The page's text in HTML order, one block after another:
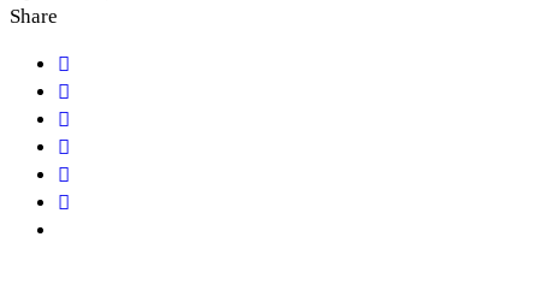
Share